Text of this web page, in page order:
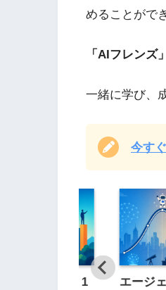
めることがで
「AIフレンズ」
一緒に学び、
今す
AI利用10倍｜1
エージ